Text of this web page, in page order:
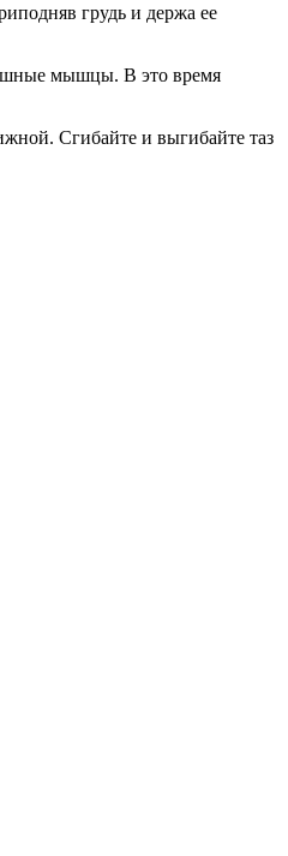
грудь и держа ее
мышцы. В это время
Сгибайте и выгибайте таз